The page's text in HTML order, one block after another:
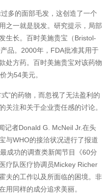
多的面部毛发，这创造了一个
之一就是脱发。研究提示，局部
生长。百时美施贵宝（Bristol-
品。2000年，FDA批准其用于
处方药。百时美施贵宝对该药物
为54美元。
”的药物，而忽视了无法盈利的
关注和关于企业责任感的讨论。
记者Donald G. McNeil Jr.在头
与WHO的接洽状况进行了报道
成功的调查类新闻节目《60分
疗队医疗协调员Mickey Richer
夫的工作以及所面临的困境。非
用同样的成分追求美丽。